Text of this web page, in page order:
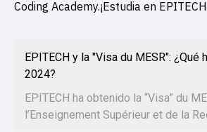
Coding Academy.¡Estudia en
EPITECH y la "Visa du MESR": ¿Qué
2024?
EPITECH ha obtenido la “Visa” du
l’Enseignement Supérieur et de la